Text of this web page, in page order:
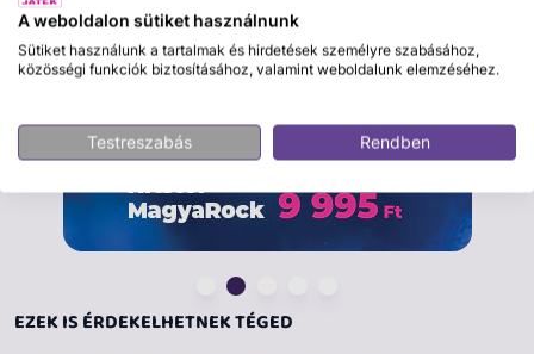
lakásukat. Ez a 23 cm-es kapibara plüss kiváló
minőségű, puha anyagból készült, így ideális
alvótársnak, dekorációnak vagy ajándéknak. A
garantáltan mosolyt csal mindenki arcára.
EZEK IS ÉRDEKELHETNEK TÉGED
A weboldalon sütiket használnunk
Sütiket használunk a tartalmak és hirdetések személyre szabásához,
közösségi funkciók biztosításához, valamint weboldalunk elemzéséhez.
Testreszabás Rendben